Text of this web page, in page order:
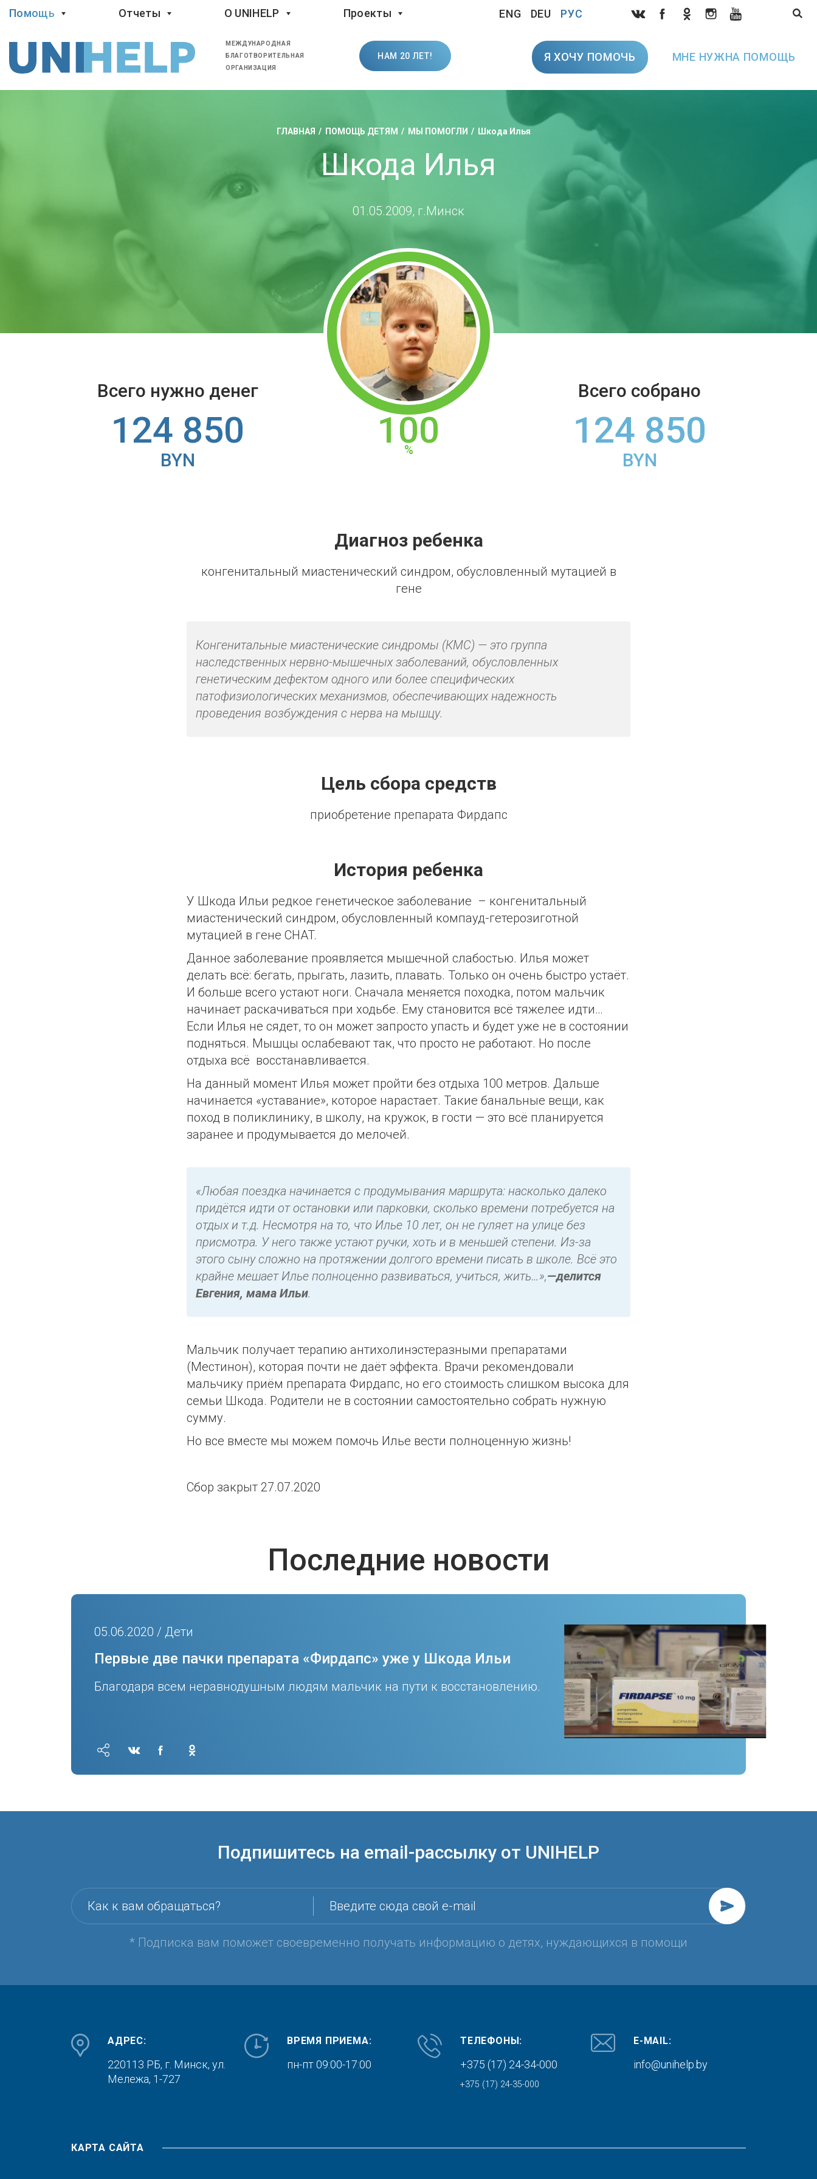
Помощь Отчеты O UNIHELP Проекты ENG DEU РУС
МЕЖДУНАРОДНАЯ
БЛАГОТВОРИТЕЛЬНАЯ
ОРГАНИЗАЦИЯ
НАМ 20 ЛЕТ! Я ХОЧУ ПОМОЧЬ МНЕ НУЖНА ПОМОЩЬ
ГЛАВНАЯ ПОМОЩЬ ДЕТЯМ МЫ ПОМОГЛИ Шкода Илья
Шкода Илья
01.05.2009, г.Минск
100
Всего нужно денег
124 850
BYN
Всего собрано
124 850
BYN
Диагноз ребенка
конгенитальный миастенический синдром, обусловленный мутацией в
гене
Конгенитальные миастенические синдромы (КМС) — это группа
наследственных нервно-мышечных заболеваний, обусловленных
генетическим дефектом одного или более специфических
патофизиологических механизмов, обеспечивающих надежность
проведения возбуждения с нерва на мышцу.
Цель сбора средств
приобретение препарата Фирдапс
История ребенка
У Шкода Ильи редкое генетическое заболевание – конгенитальный
миастенический синдром, обусловленный компауд-гетерозиготной
мутацией в гене CHAT.
Данное заболевание проявляется мышечной слабостью. Илья может
делать всё: бегать, прыгать, лазить, плавать. Только он очень быстро устаёт.
И больше всего устают ноги. Сначала меняется походка, потом мальчик
начинает раскачиваться при ходьбе. Ему становится всё тяжелее идти…
Если Илья не сядет, то он может запросто упасть и будет уже не в состоянии
подняться. Мышцы ослабевают так, что просто не работают. Но после
отдыха всё восстанавливается.
На данный момент Илья может пройти без отдыха 100 метров. Дальше
начинается «уставание», которое нарастает. Такие банальные вещи, как
поход в поликлинику, в школу, на кружок, в гости — это всё планируется
заранее и продумывается до мелочей.
«Любая поездка начинается с продумывания маршрута: насколько далеко
придётся идти от остановки или парковки, сколько времени потребуется на
отдых и т.д. Несмотря на то, что Илье 10 лет, он не гуляет на улице без
присмотра. У него также устают ручки, хоть и в меньшей степени. Из-за
этого сыну сложно на протяжении долгого времени писать в школе. Всё это
крайне мешает Илье полноценно развиваться, учиться, жить…»,—делится
Евгения, мама Ильи.
Мальчик получает терапию антихолинэстеразными препаратами
(Местинон), которая почти не даёт эффекта. Врачи рекомендовали
мальчику приём препарата Фирдапс, но его стоимость слишком высока для
семьи Шкода. Родители не в состоянии самостоятельно собрать нужную
сумму.
Но все вместе мы можем помочь Илье вести полноценную жизнь!
Сбор закрыт 27.07.2020
Последние новости
05.06.2020 / Дети
Первые две пачки препарата «Фирдапс» уже у Шкода Ильи
Благодаря всем неравнодушным людям мальчик на пути к восстановлению.
Подпишитесь на email-рассылку от UNIHELP
Как к вам обращаться? Введите сюда свой e-mail
* Подписка вам поможет своевременно получать информацию о детях, нуждающихся в помощи
АДРЕС:
220113 РБ, г. Минск, ул.
Мележа, 1-727
ВРЕМЯ ПРИЕМА:
пн-пт 09:00-17:00
ТЕЛЕФОНЫ:
+375 (17) 24-34-000
+375 (17) 24-35-000
E-MAIL:
info@unihelp.by
КАРТА САЙТА